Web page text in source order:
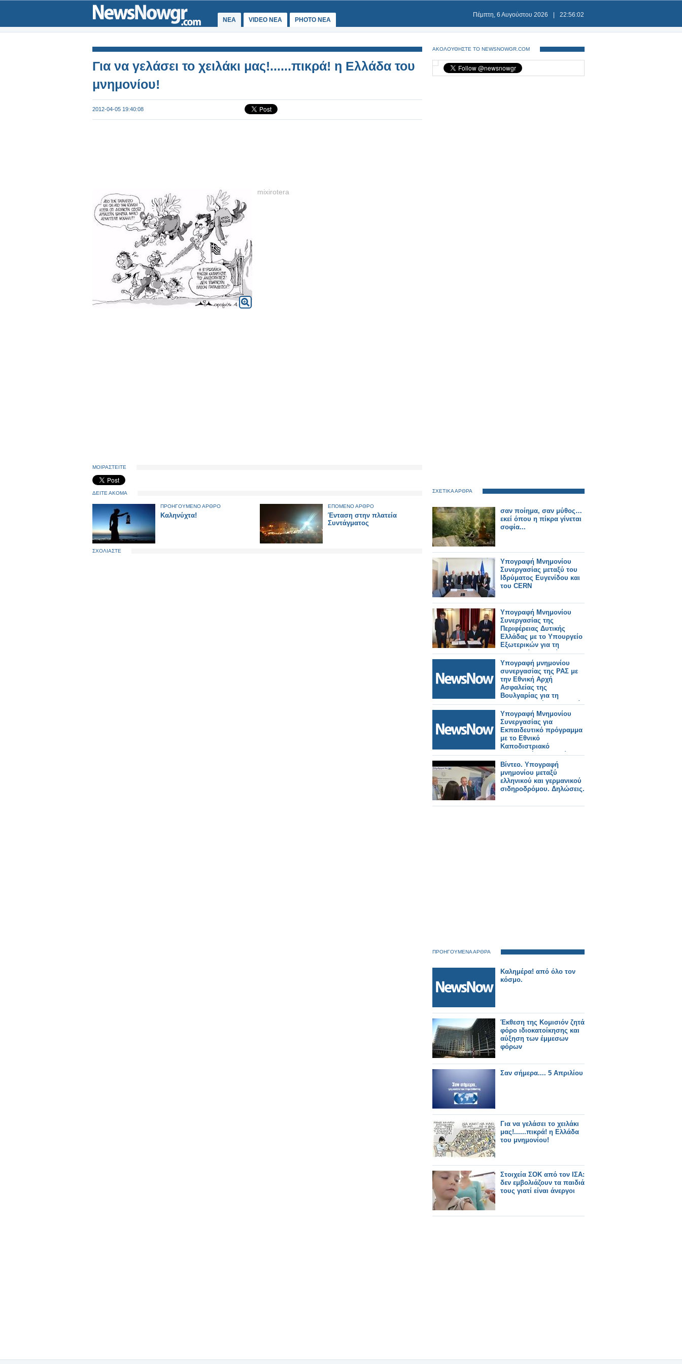
ΝΕΑ VIDEO NEA PHOTO NEA
Πέμπτη, 6 Αυγούστου 2026 22:56:02
Για να γελάσει το χειλάκι μας!......πικρά! η Ελλάδα του
μνημονίου!
2012-04-05 19:40:08
mixirotera
ΜΟΙΡΑΣΤΕΙΤΕ
ΔΕΙΤΕ ΑΚΟΜΑ
ΠΡΟΗΓΟΥΜΕΝΟ ΑΡΘΡΟ
Καληνύχτα!
ΕΠΟΜΕΝΟ ΑΡΘΡΟ
Ένταση στην πλατεία
Συντάγματος
ΣΧΟΛΙΑΣΤΕ
ΑΚΟΛΟΥΘΗΣΤΕ ΤΟ NEWSNOWGR.COM
ΣΧΕΤΙΚΑ ΑΡΘΡΑ
σαν ποίημα, σαν μύθος…
εκεί όπου η πίκρα γίνεται
σοφία...
Υπογραφή Μνημονίου
Συνεργασίας μεταξύ του
Ιδρύματος Ευγενίδου και
του CERN
Υπογραφή Μνημονίου
Συνεργασίας της
Περιφέρειας Δυτικής
Ελλάδας με το Υπουργείο
Εξωτερικών για τη
λειτουργία Γραφείου
Εξωστρέφειας
Υπογραφή μνημονίου
συνεργασίας της ΡΑΣ με
την Εθνική Αρχή
Ασφαλείας της
Βουλγαρίας για τη
διασυνοριακή κυκλοφορία
Υπογραφή Μνημονίου
Συνεργασίας για
Εκπαιδευτικό πρόγραμμα
με το Εθνικό
Καποδιστριακό
Πανεπιστήμιο Αθηνών, το
Πανεπιστήμιο Αιγαίου και
το Health Hub
Βίντεο. Υπογραφή
μνημονίου μεταξύ
ελληνικού και γερμανικού
σιδηροδρόμου. Δηλώσεις.
ΠΡΟΗΓΟΥΜΕΝΑ ΑΡΘΡΑ
Καλημέρα! από όλο τον
κόσμο.
Έκθεση της Κομισιόν ζητά
φόρο ιδιοκατοίκησης και
αύξηση των έμμεσων
φόρων
Σαν σήμερα.... 5 Απριλίου
Για να γελάσει το χειλάκι
μας!......πικρά! η Ελλάδα
του μνημονίου!
Στοιχεία ΣΟΚ από τον ΙΣΑ:
δεν εμβολιάζουν τα παιδιά
τους γιατί είναι άνεργοι